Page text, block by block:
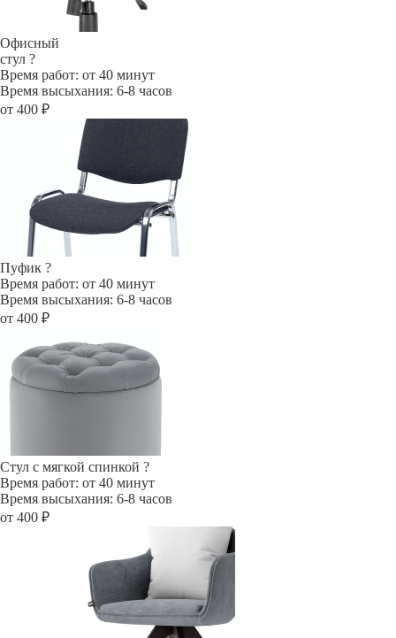
Офисный
стул ?
Время работ: от 40 минут
Время высыхания: 6-8 часов
от 400 ₽
Пуфик ?
Время работ: от 40 минут
Время высыхания: 6-8 часов
от 400 ₽
Стул с мягкой спинкой ?
Время работ: от 40 минут
Время высыхания: 6-8 часов
от 400 ₽